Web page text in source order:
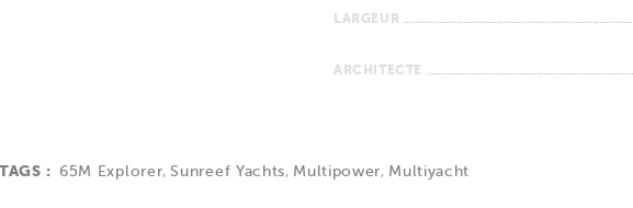
LARGEUR
ARCHITECTE
TAGS : 65M Explorer, Sunreef Yachts, Multipower, Multiyacht